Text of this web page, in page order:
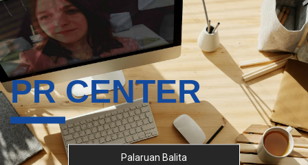
PR CENTER
Palaruan Balita